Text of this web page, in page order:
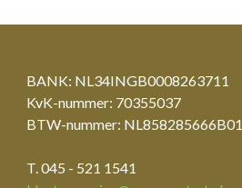
BANK: NL34INGB0008263711
KvK-nummer: 70355037
BTW-nummer: NL858285666B01
T. 045 - 521 1541